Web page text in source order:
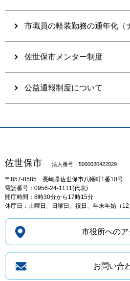
市職員の軽装勤務の通年化（
佐世保市メンター制度
公益通報制度について
佐世保市 法人番号：5000020422029
〒857-8585 長崎県佐世保市八幡町1番10号
電話番号：0956-24-1111(代表)
開庁時間：8時30分から17時15分
休庁日：土曜日、日曜日、祝日、年末年始（12
市役所へのア
お問い合